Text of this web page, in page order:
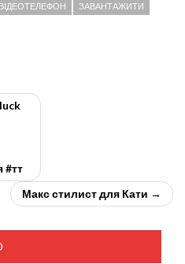
ВІДЕОТЕЛЕФОН ЗАВАНТАЖИТИ
#тт
Макс стилист для Кати →